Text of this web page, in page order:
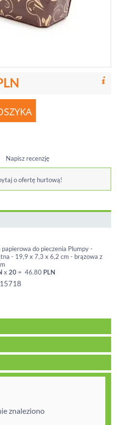
Napisz recenzję
o ofertę hurtową!
papierowa do pieczenia Plumpy -
- 19,9 x 7,3 x 6,2 cm - brązowa z
x 20 = 46.80 PLN
znaleziono